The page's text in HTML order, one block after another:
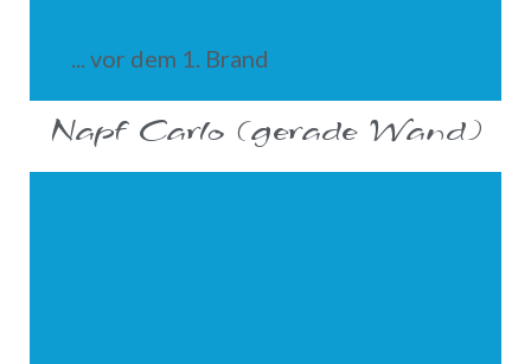
... vor dem 1. Brand
Napf Carlo (gerade Wand)